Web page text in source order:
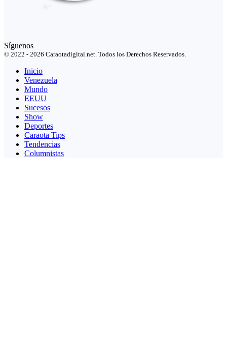
Síguenos
© 2022 - 2026 Caraotadigital.net. Todos los Derechos Reservados.
Inicio
Venezuela
Mundo
EEUU
Sucesos
Show
Deportes
Caraota Tips
Tendencias
Columnistas